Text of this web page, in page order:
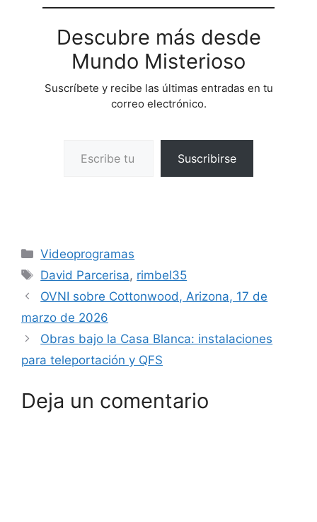
Descubre más desde
Mundo Misterioso
Suscríbete y recibe las últimas entradas en tu
correo electrónico.
Suscribirse
Categorías
Videoprogramas
Etiquetas
David Parcerisa, rimbel35
OVNI sobre Cottonwood, Arizona, 17 de
marzo de 2026
Obras bajo la Casa Blanca: instalaciones
para teleportación y QFS
Deja un comentario